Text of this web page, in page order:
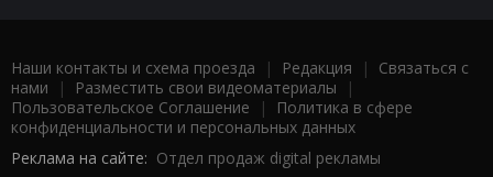
Наши контакты и схема проезда | Редакция | Связаться с
нами | Разместить свои видеоматериалы |
Пользовательское Соглашение |
Политика в сфере
конфиденциальности и персональных данных
Реклама на сайте: Отдел продаж digital рекламы